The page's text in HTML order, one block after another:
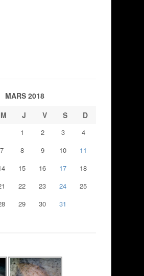
MARS 2018
M J V S D
1 2 3
4
7 8 9 10
11
15 16 17
18
22 23 24
25
29 30
31